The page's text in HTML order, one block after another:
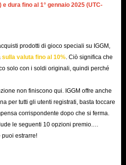
gifts to their favorite Poppo
interactivity of the live stream.
dura fino al 1° gennaio 2025 (UTC-
prodotti di gioco speciali su IGGM,
sulla valuta fino al 10% . Ciò significa che
solo con i soldi originali, quindi perché
non finiscono qui. IGGM offre anche
per tutti gli utenti registrati, basta toccare
corrispondente dopo che si ferma.
le seguenti 10 opzioni premio.
estrarre!